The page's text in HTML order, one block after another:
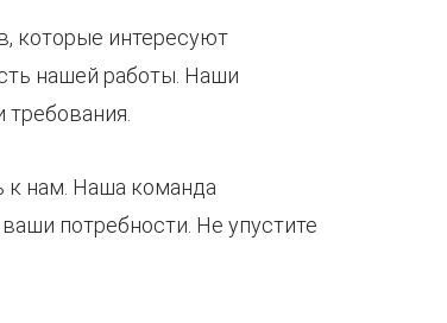
которые интересуют
нашей работы. Наши
к нам. Наша команда
потребности. Не упустите